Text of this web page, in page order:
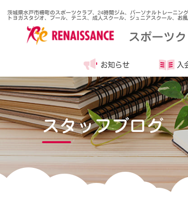
茨城県水戸市柵町のスポーツクラブ、24時間ジム、パーソナルトレーニン
トヨガスタジオ、プール、テニス、成人スクール、ジュニアスクール、お
スポーツ
お知らせ 入
スタッフブログ